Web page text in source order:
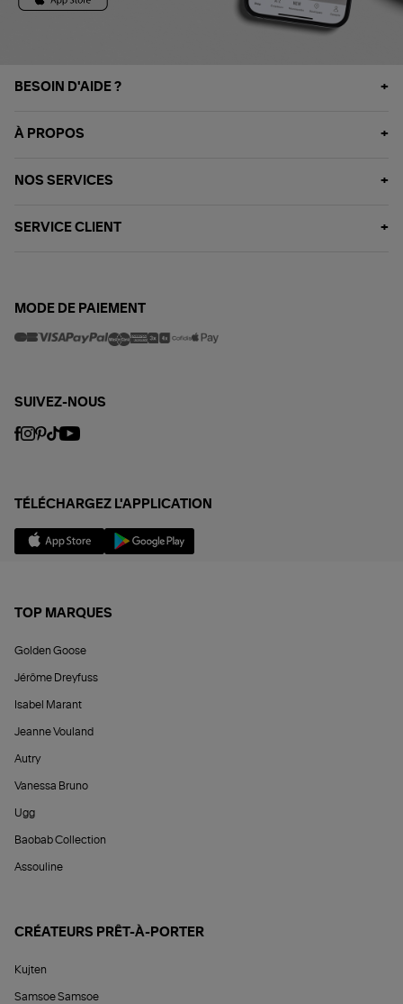
BESOIN D'AIDE ?
À PROPOS
NOS SERVICES
SERVICE CLIENT
MODE DE PAIEMENT
SUIVEZ-NOUS
TÉLÉCHARGEZ L'APPLICATION
TOP MARQUES
Golden Goose
Jérôme Dreyfuss
Isabel Marant
Jeanne Vouland
Autry
Vanessa Bruno
Ugg
Baobab Collection
Assouline
CRÉATEURS PRÊT-À-PORTER
Kujten
Samsoe Samsoe